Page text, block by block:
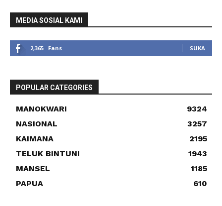
MEDIA SOSIAL KAMI
2,365 Fans SUKA
POPULAR CATEGORIES
MANOKWARI
9324
NASIONAL
3257
KAIMANA
2195
TELUK BINTUNI
1943
MANSEL
1185
PAPUA
610